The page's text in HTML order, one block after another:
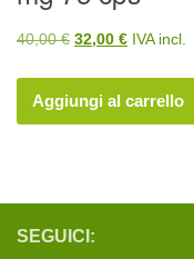
40,00€ Il
originale
era:
32,00 €Il
attuale
è:
IVA incl.
Aggiungi al carrello
SEGUICI: